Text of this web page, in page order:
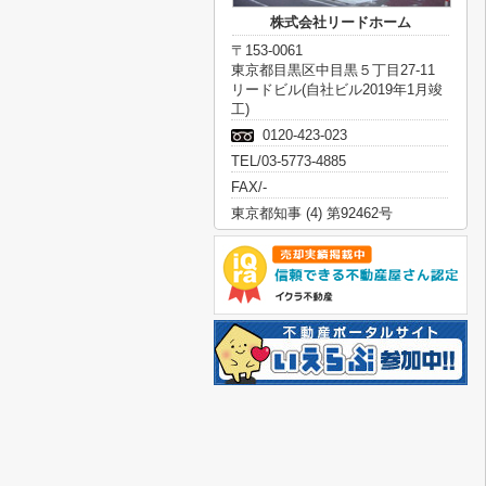
株式会社リードホーム
〒153-0061
東京都目黒区中目黒５丁目27-11
リードビル(自社ビル2019年1月竣
工)
0120-423-023
TEL/03-5773-4885
FAX/-
東京都知事 (4) 第92462号